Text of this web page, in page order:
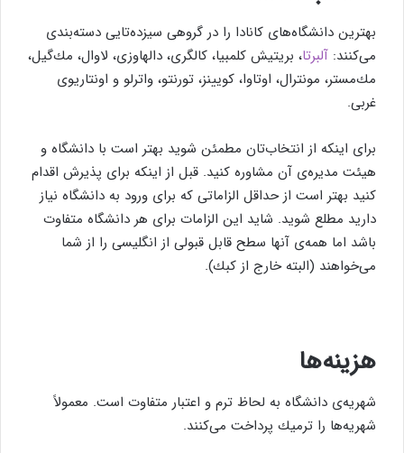
بهترین دانشگاه‌های كانادا را در گروهی سیزده‌تایی دسته‌بندی
می‌كنند: آلبرتا، بریتیش كلمبیا، كالگری، دالهاوزی، لاوال، مك‌گیل،
مك‌مستر، مونترال، اوتاوا، كویینز، تورنتو، واترلو و اونتاریوی
غربی.
برای اینكه از انتخاب‌تان مطمئن شوید بهتر است با دانشگاه و
هیئت مدیره‌ی آن مشاوره كنید. قبل از اینكه برای پذیرش اقدام
كنید بهتر است از حداقل الزاماتی كه برای ورود به دانشگاه نیاز
دارید مطلع شوید. شاید این الزامات برای هر دانشگاه متفاوت
باشد اما همه‌ی آنها سطح قابل قبولی از انگلیسی را از شما
می‌خواهند (البته خارج از كبك).
هزینه‌ها
شهریه‌ی دانشگاه به لحاظ ترم و اعتبار متفاوت است. معمولاً
شهریه‌ها را ترمیك پرداخت می‌كنند.